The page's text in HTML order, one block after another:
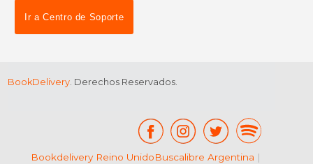
Ir a Centro de Soporte
BookDelivery. Derechos Reservados.
Bookdelivery Reino UnidoBuscalibre Argentina |